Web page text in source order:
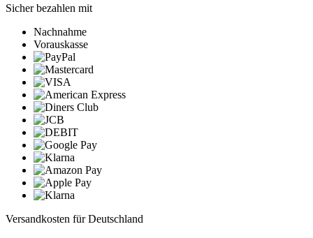
Sicher bezahlen mit
Nachnahme
Vorauskasse
Versandkosten für Deutschland